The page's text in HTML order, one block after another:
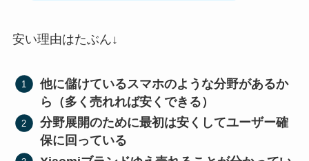
安い理由はたぶん↓
他に儲けているスマホのような分野があるか
ら（多く売れれば安くできる）
分野展開のために最初は安くしてユーザー確
保に回っている